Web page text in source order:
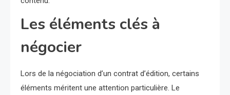
Les éléments clés à
négocier
Lors de la négociation d’un contrat d’édition, certains
éléments méritent une attention particulière. Le